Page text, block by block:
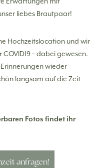
liebes Brautpaar!
Hochzeitslocation und wir
– dabei gewesen.
wieder
langsam auf die Zeit
Fotos findet ihr
anfragen!